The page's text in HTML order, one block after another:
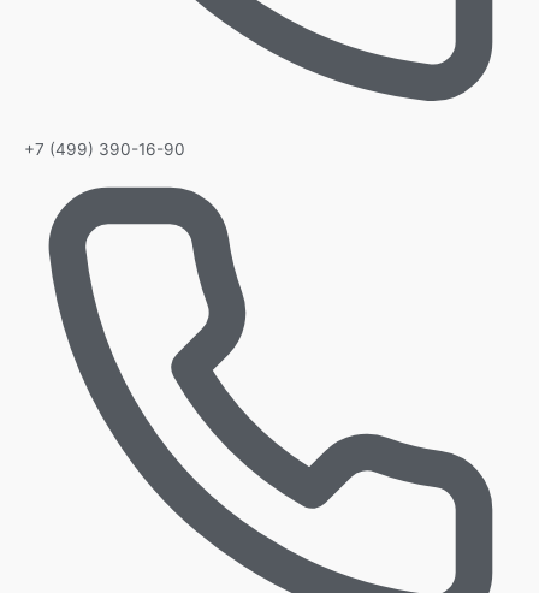
+7 (499) 390-16-90